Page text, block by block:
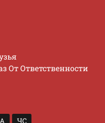
От Ответственности
ЧС